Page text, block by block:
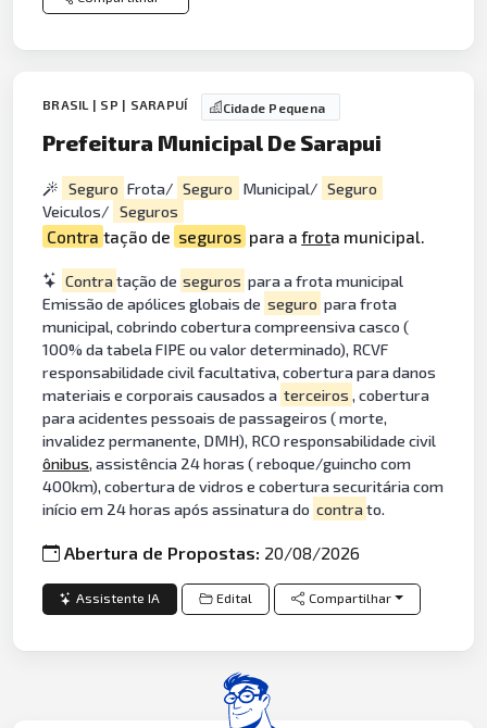
BRASIL | SP | SARAPUÍ Cidade Pequena
Prefeitura Municipal De Sarapui
Seguro Frota/ Seguro Municipal/ Seguro
Veiculos/ Seguros
Contra tação de seguros para afrota municipal.
Contratação de seguros para a frota municipal
Emissão de apólices globais de seguro para frota
municipal, cobrindo cobertura compreensiva casco (
100% da tabela FIPE ou valor determinado), RCVF
responsabilidade civil facultativa, cobertura para danos
materiais e corporais causados a terceiros , cobertura
para acidentes pessoais de passageiros ( morte,
invalidez permanente, DMH), RCO responsabilidade civil
ônibus, assistência 24 horas ( reboque/guincho com
400km), cobertura de vidros e cobertura securitária com
início em 24 horas após assinatura do contrato.
Abertura de Propostas: 20/08/2026
Assistente IA Edital Compartilhar